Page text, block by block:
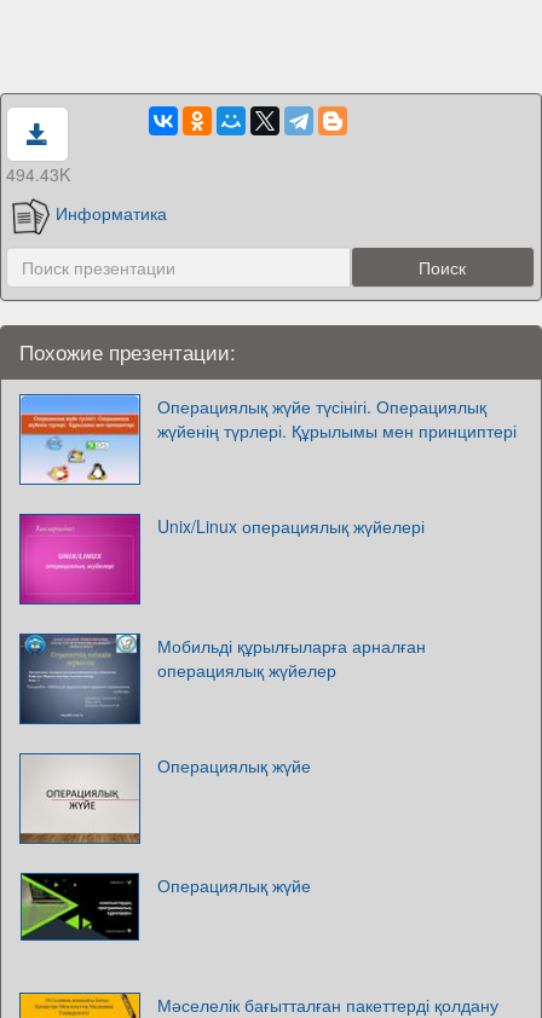
494.43K
Информатика
Похожие презентации:
Операциялық жүйе түсінігі. Операциялық
жүйенің түрлері. Құрылымы мен принциптері
Unix/Linux операциялық жүйелері
Мобильді құрылғыларға арналған
операциялық жүйелер
Операциялық жүйе
Операциялық жүйе
Мәселелік бағытталған пакеттерді қолдану